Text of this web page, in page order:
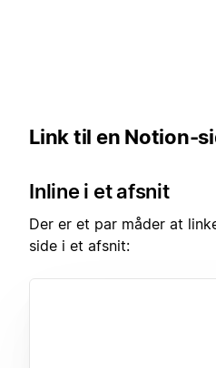
Link til en Notion-
Inline i et afsnit
Der er et par måder at
side i et afsnit: